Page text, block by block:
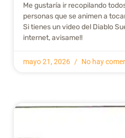
Me gustarí­a ir recopilando
personas que se animen a
Si tienes un video del Diablo
internet, avisame!!
mayo 21, 2026 No hay